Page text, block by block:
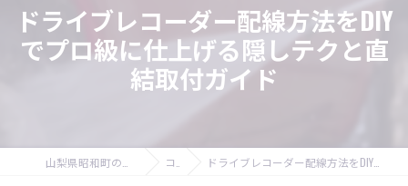
ドライブレコーダー配線方法をDIY
でプロ級に仕上げる隠しテクと直
結取付ガイド
コラム ドライブレコーダー配線方法をDIYでプロ級に仕上げる隠しテクと直結取付ガイド